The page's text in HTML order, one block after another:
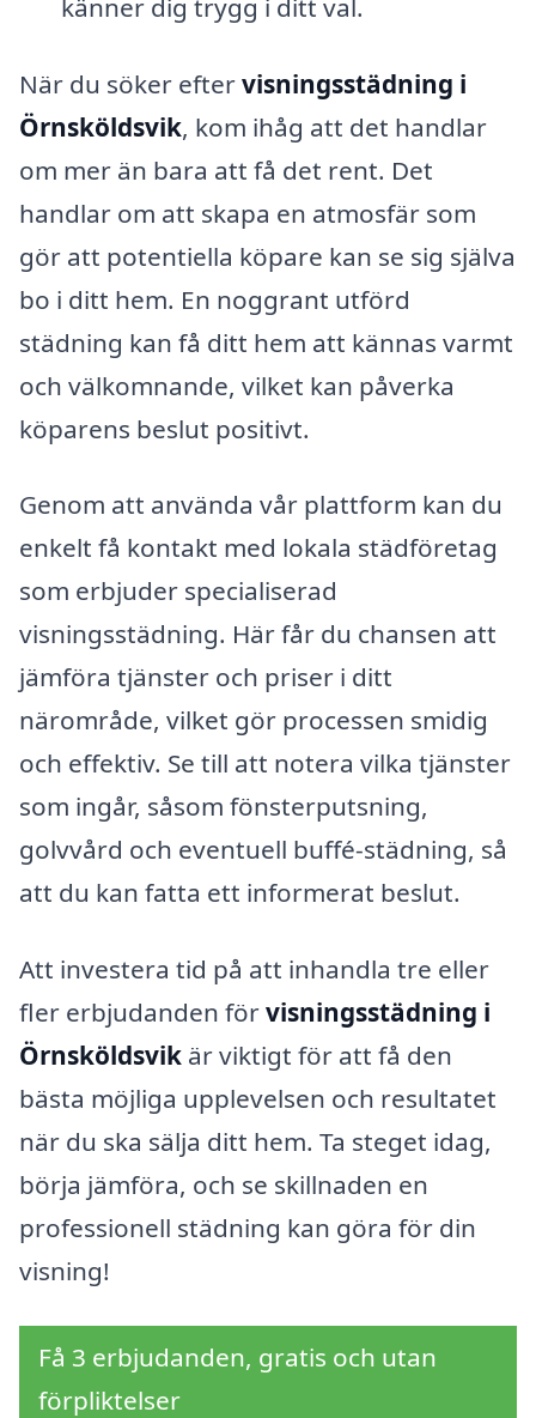
känner dig trygg i ditt val.
När du söker eftervisningsstädning i
Örnsköldsvik, kom ihåg att det handlar
om mer än bara att få det rent. Det
handlar om att skapa en atmosfär som
gör att potentiella köpare kan se sig själva
bo i ditt hem. En noggrant utförd
städning kan få ditt hem att kännas varmt
och välkomnande, vilket kan påverka
köparens beslut positivt.
Genom att använda vår plattform kan du
enkelt få kontakt med lokala städföretag
som erbjuder specialiserad
visningsstädning. Här får du chansen att
jämföra tjänster och priser i ditt
närområde, vilket gör processen smidig
och effektiv. Se till att notera vilka tjänster
som ingår, såsom fönsterputsning,
golvvård och eventuell buffé-städning, så
att du kan fatta ett informerat beslut.
Att investera tid på att inhandla tre eller
fler erbjudanden förvisningsstädning i
Örnsköldsvik är viktigt för att få den
bästa möjliga upplevelsen och resultatet
när du ska sälja ditt hem. Ta steget idag,
börja jämföra, och se skillnaden en
professionell städning kan göra för din
visning!
Få 3 erbjudanden, gratis och utan
förpliktelser